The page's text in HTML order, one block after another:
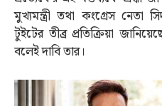
মুখ্যমন্ত্রী তথা কংগ্রেস নেতা
টুইটের তীব্র প্রতিক্রিয়া
বলেই দাবি তার।